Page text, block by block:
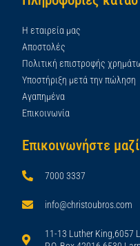
Η εταιρεία μας
Αποστολές
Πολιτική επιστροφής
Υποστήριξη μετά την πώληση
Αγαπημένα
Επικοινωνία
Επικοινωνήστε
7000 3337
info@christoubros.com
11-13 Luther King,6057